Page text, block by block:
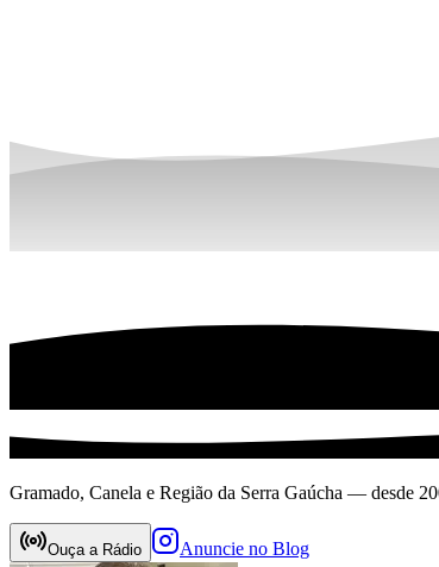
Gramado, Canela e Região da Serra Gaúcha — desde
Ouça a Rádio Anuncie no Blog